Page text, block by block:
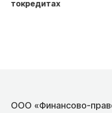
ООО «Финансово-